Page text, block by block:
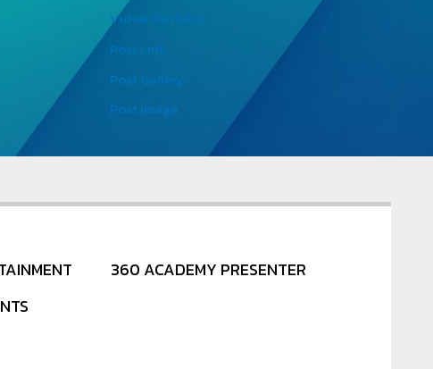
Video Youtube
Post Link
Post Gallery
Post Image
360 ACADEMY PRESENTER